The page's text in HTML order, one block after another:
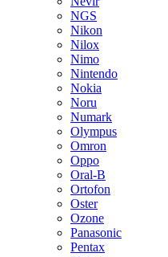
NGS
Nikon
Nilox
Nimo
Nintendo
Nokia
Noru
Numark
Olympus
Omron
Oppo
Oral-B
Ortofon
Oster
Ozone
Panasonic
Pentax